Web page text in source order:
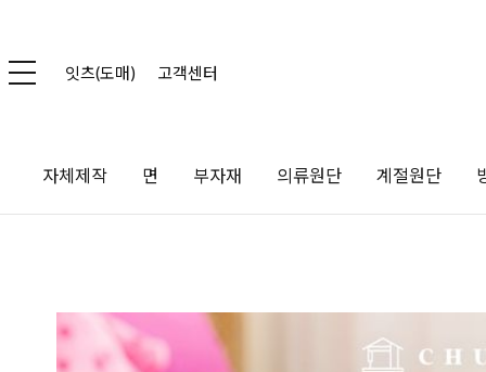
잇츠(도매) 고객센터
자체제작 면 부자재 의류원단 계절원단